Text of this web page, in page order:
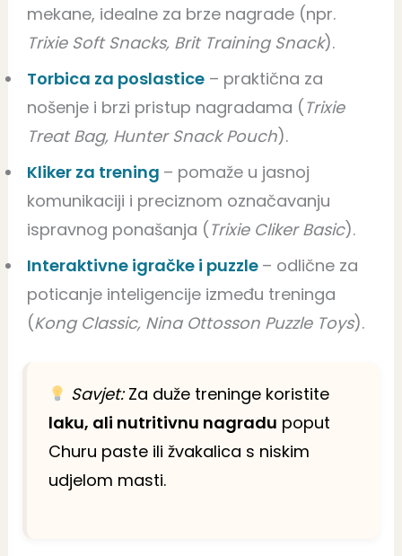
mekane, idealne za brze nagrade (npr.
Trixie Soft Snacks, Brit Training Snack).
Torbica za poslastice– praktična za
nošenje i brzi pristup nagradama ( Trixie
Treat Bag, Hunter Snack Pouch).
Kliker za trening – pomaže u jasnoj
komunikaciji i preciznom označavanju
ispravnog ponašanja ( Trixie Cliker Basic).
Interaktivne igračke i puzzle – odlične za
poticanje inteligencije između treninga
(Kong Classic, Nina Ottosson Puzzle Toys).
Savjet:Za duže treninge koristite
laku, ali nutritivnu nagradu poput
Churu paste ili žvakalica s niskim
udjelom masti.